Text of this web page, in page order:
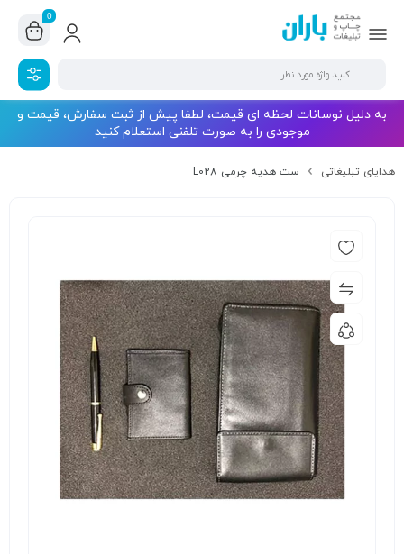
0
به دلیل نوسانات لحظه ای قیمت، لطفا پیش از ثبت سفارش، قیمت و
موجودی را به صورت تلفنی استعلام کنید
هدایای تبلیغاتی ست هدیه چرمی L028